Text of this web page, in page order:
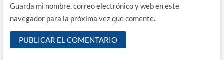
Guarda mi nombre, correo electrónico y web en este
navegador para la próxima vez que comente.